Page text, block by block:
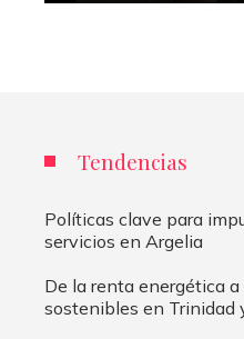
Tendencias
Políticas clave para
servicios en Argelia
De la renta energética
sostenibles en Trinidad